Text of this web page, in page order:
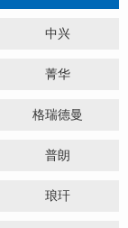
中兴
菁华
格瑞德曼
普朗
琅玕